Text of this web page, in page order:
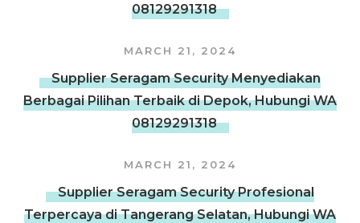
08129291318
MARCH 21, 2024
Supplier Seragam Security Menyediakan
Berbagai Pilihan Terbaik di Depok, Hubungi WA
08129291318
MARCH 21, 2024
Supplier Seragam Security Profesional
Terpercaya di Tangerang Selatan, Hubungi WA